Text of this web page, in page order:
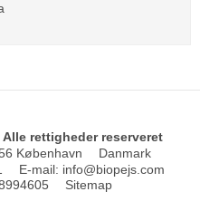
rettigheder reserveret
København
Danmark
E-mail: info@biopejs.com
Sitemap